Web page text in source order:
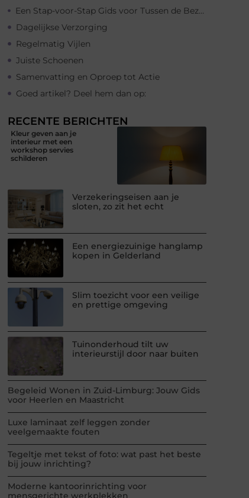
Een Stap-voor-Stap Gids voor Tussen de Bezoeken Door
Dagelijkse Verzorging
Regelmatig Vijlen
Juiste Schoenen
Samenvatting en Oproep tot Actie
Goed artikel? Deel hem dan op:
RECENTE BERICHTEN
Kleur geven aan je
interieur met een
workshop servies
schilderen
Verzekeringseisen aan je
sloten, zo zit het echt
Een energiezuinige hanglamp
kopen in Gelderland
Slim toezicht voor een veilige
en prettige omgeving
Tuinonderhoud tilt uw
interieurstijl door naar buiten
Begeleid Wonen in Zuid-Limburg: Jouw Gids
voor Heerlen en Maastricht
Luxe laminaat zelf leggen zonder
veelgemaakte fouten
Tegeltje met tekst of foto: wat past het beste
bij jouw inrichting?
Moderne kantoorinrichting voor
mensgerichte werkplekken